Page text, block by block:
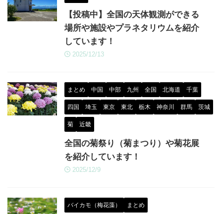
【投稿中】全国の天体観測ができる
場所や施設やプラネタリウムを紹介
しています！
2025/12/13
まとめ 中国 中部 九州 全国 北海道 千葉
四国 埼玉 東京 東北 栃木 神奈川 群馬 茨城
菊 近畿
全国の菊祭り（菊まつり）や菊花展
を紹介しています！
2025/12/9
バイカモ（梅花藻） まとめ